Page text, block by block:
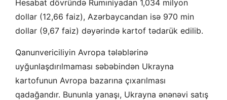
Hesabat dövründə Rumıniyadan 1,034 milyon
dollar (12,66 faiz), Azərbaycandan isə 970 min
dollar (9,67 faiz) dəyərində kartof tədarük edilib.
Qanunvericiliyin Avropa tələblərinə
uyğunlaşdırılmaması səbəbindən Ukrayna
kartofunun Avropa bazarına çıxarılması
qadağandır. Bununla yanaşı, Ukrayna ənənəvi satış